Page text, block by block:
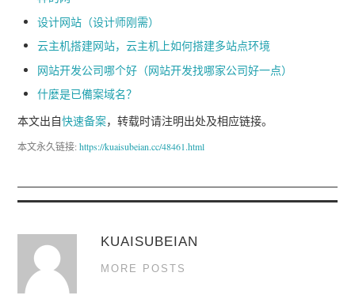
设计网站（设计师刚需）
云主机搭建网站，云主机上如何搭建多站点环境
网站开发公司哪个好（网站开发找哪家公司好一点）
什麼是已備案域名？
本文出自快速备案，转载时请注明出处及相应链接。
本文永久链接:https://kuaisubeian.cc/48461.html
KUAISUBEIAN
MORE POSTS